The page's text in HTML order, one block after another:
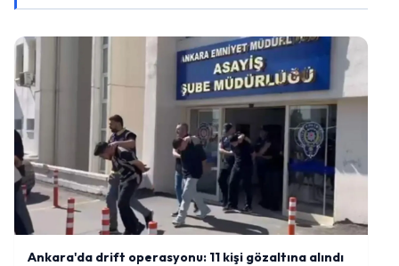
Ankara'da drift operasyonu: 11 kişi gözaltına alındı